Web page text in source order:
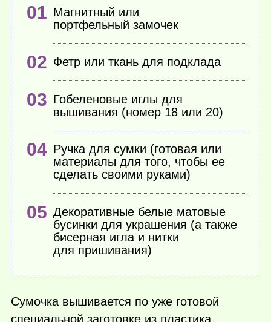
Магнитный или
портфельный замочек
Фетр или ткань для подклада
Гобеленовые иглы для
вышивания (номер 18 или 20)
Ручка для сумки (готовая или
материалы для того, чтобы ее
сделать своими руками)
Декоративные белые матовые
бусинки для украшения (а также
бисерная игла и нитки
для пришивания)
Сумочка вышивается по уже готовой
специальной заготовке из пластика,